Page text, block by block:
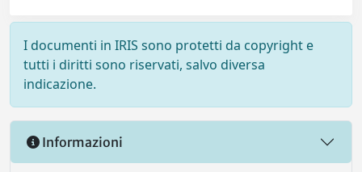
I documenti in IRIS sono protetti da copyright e
tutti i diritti sono riservati, salvo diversa
indicazione.
Informazioni